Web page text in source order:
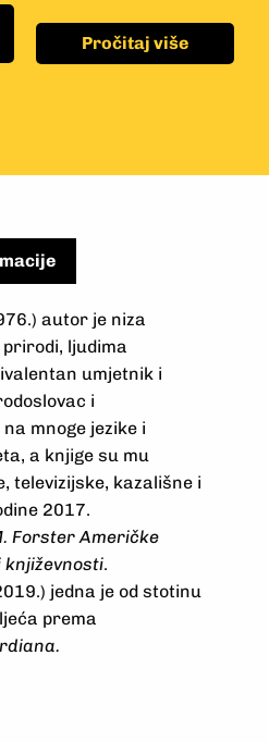
Pročitaj više
autor je niza
ljudima
umjetnik i
i
mnoge jezike i
a knjige su mu
televizijske, kazališne i
2017.
Forster Američke
književnosti.
jedna je od stotinu
prema